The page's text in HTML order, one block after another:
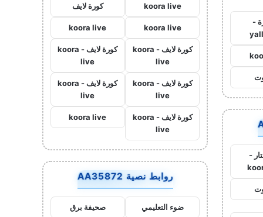
-
-
koora live كورة لايف
koora live
koora live
كورة لايف - koora
live
كورة لايف - koora
live
كورة لايف - koora
live
كورة لايف - koora
live
كورة لايف - koora
live
koora live
روابط نصية AA35872
ضوء التعليمي صحيفة برق